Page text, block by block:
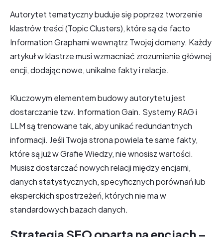
Autorytet tematyczny buduje się poprzez tworzenie
klastrów treści (Topic Clusters), które są de facto
Information Graphami wewnątrz Twojej domeny. Każdy
artykuł w klastrze musi wzmacniać zrozumienie głównej
encji, dodając nowe, unikalne fakty i relacje.
Kluczowym elementem budowy autorytetu jest
dostarczanie tzw. Information Gain. Systemy RAG i
LLM są trenowane tak, aby unikać redundantnych
informacji. Jeśli Twoja strona powiela te same fakty,
które są już w Grafie Wiedzy, nie wnosisz wartości.
Musisz dostarczać nowych relacji między encjami,
danych statystycznych, specyficznych porównań lub
eksperckich spostrzeżeń, których nie ma w
standardowych bazach danych.
Strategia SEO oparta na encjach –